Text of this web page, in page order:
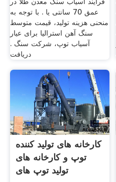
عمق 70 سانتی یا . با توجه به
منحنی هزینه تولید، قیمت متوسط
سنگ آهن استرالیا برای عیار
آسیاب توپ، شرکت سنگ .
دریافت
کارخانه های تولید کننده
توپ و کارخانه های
تولید توپ های